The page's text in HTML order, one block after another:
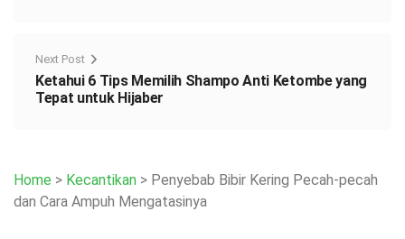
Next Post
Ketahui 6 Tips Memilih Shampo Anti Ketombe yang
Tepat untuk Hijaber
Home > Kecantikan > Penyebab Bibir Kering Pecah-pecah
dan Cara Ampuh Mengatasinya